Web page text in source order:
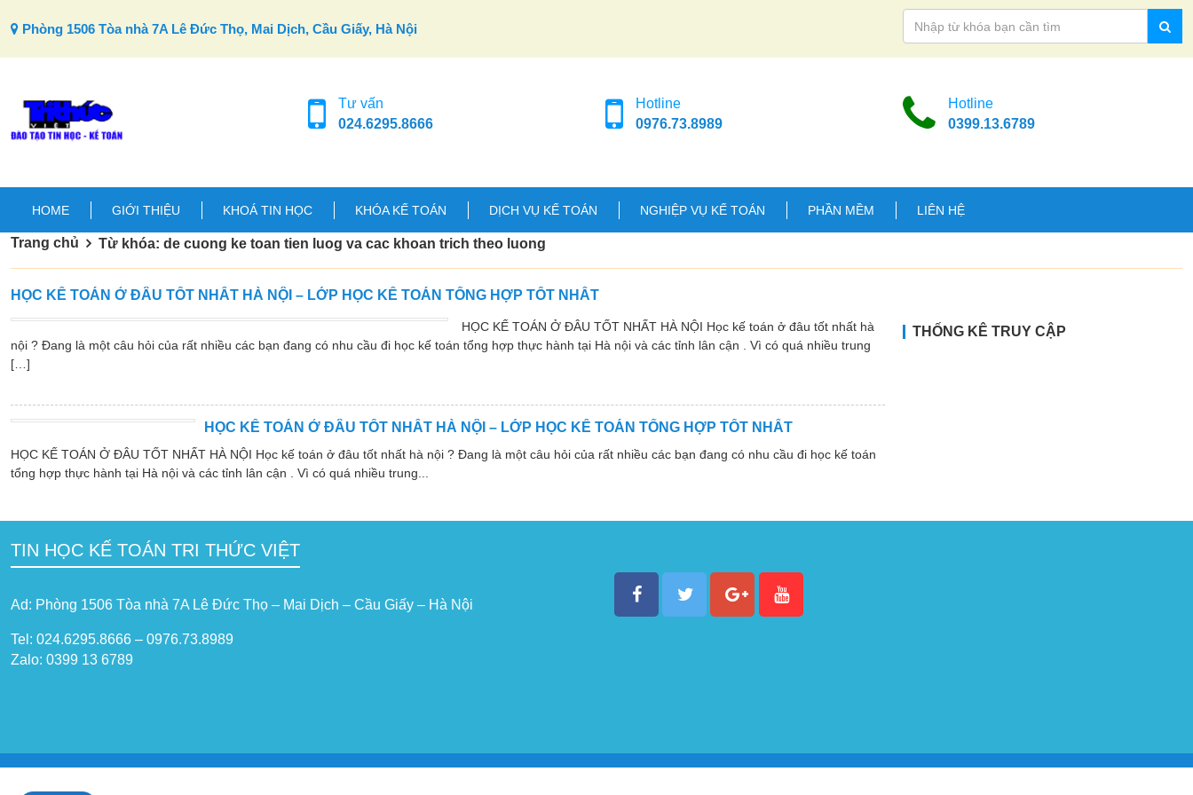
Phòng 1506 Tòa nhà 7A Lê Đức Thọ, Mai Dịch, Cầu Giấy, Hà Nội
Tư vấn
024.6295.8666
Hotline
0976.73.8989
Hotline
0399.13.6789
HOME GIỚI THIỆU KHOÁ TIN HỌC KHÓA KẾ TOÁN DỊCH VỤ KẾ TOÁN NGHIỆP VỤ KẾ TOÁN PHẦN MỀM LIÊN HỆ
Trang chủ Từ khóa: de cuong ke toan tien luog va cac khoan trich theo luong
HỌC KẾ TOÁN Ở ĐÂU TỐT NHẤT HÀ NỘI – LỚP HỌC KẾ TOÁN TỔNG HỢP TỐT NHẤT
HỌC KẾ TOÁN Ở ĐÂU TỐT NHẤT HÀ NỘI Học kế toán ở đâu tốt nhất hà
nội ? Đang là một câu hỏi của rất nhiều các bạn đang có nhu cầu đi học kế toán tổng hợp thực hành tại Hà nội và các tỉnh lân cận . Vì có quá nhiều trung
[…]
HỌC KẾ TOÁN Ở ĐÂU TỐT NHẤT HÀ NỘI – LỚP HỌC KẾ TOÁN TỔNG HỢP TỐT NHẤT
HỌC KẾ TOÁN Ở ĐÂU TỐT NHẤT HÀ NỘI Học kế toán ở đâu tốt nhất hà nội ? Đang là một câu hỏi của rất nhiều các bạn đang có nhu cầu đi học kế toán
tổng hợp thực hành tại Hà nội và các tỉnh lân cận . Vì có quá nhiều trung...
THỐNG KÊ TRUY CẬP
TIN HỌC KẾ TOÁN TRI THỨC VIỆT
Ad: Phòng 1506 Tòa nhà 7A Lê Đức Thọ – Mai Dịch – Cầu Giấy – Hà Nội
Tel: 024.6295.8666 – 0976.73.8989
Zalo: 0399 13 6789